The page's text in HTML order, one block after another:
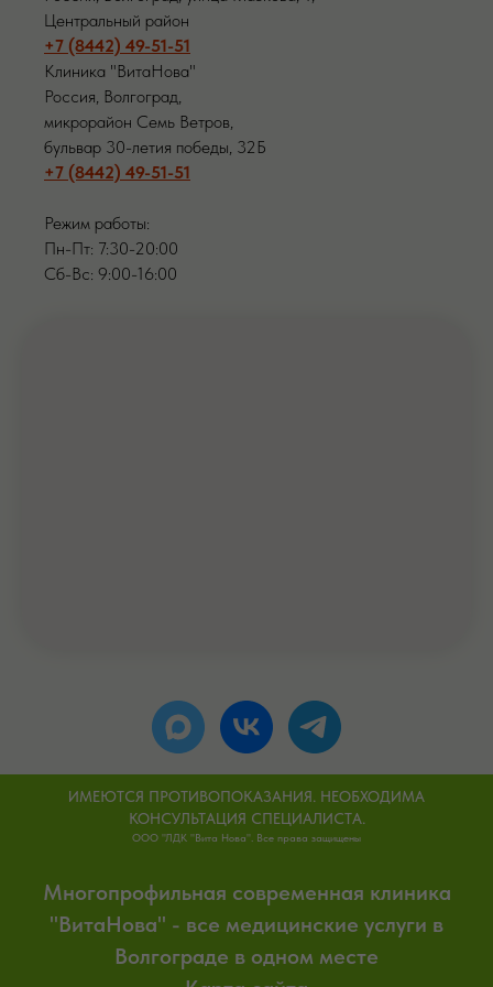
Центральный район
+7 (8442) 49-51-51
Клиника "ВитаНова"
Россия, Волгоград,
микрорайон Семь Ветров,
бульвар 30-летия победы, 32Б
+7 (8442) 49-51-51
Режим работы:
Пн-Пт: 7:30-20:00
Сб-Вс: 9:00-16:00
ИМЕЮТСЯ ПРОТИВОПОКАЗАНИЯ. НЕОБХОДИМА
КОНСУЛЬТАЦИЯ СПЕЦИАЛИСТА.
ООО "ЛДК "Вита Нова". Все права защищены
Многопрофильная современная клиника
"ВитаНова" - все медицинские услуги в
Волгограде в одном месте